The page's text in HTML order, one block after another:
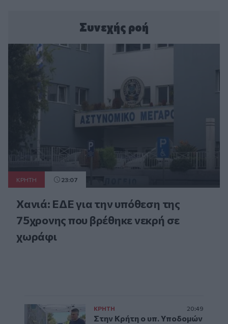
Συνεχής ροή
ΚΡΗΤΗ 23:07
Χανιά: ΕΔΕ για την υπόθεση της
75χρονης που βρέθηκε νεκρή σε
χωράφι
ΚΡΗΤΗ 20:49
Στην Κρήτη ο υπ. Υποδομών